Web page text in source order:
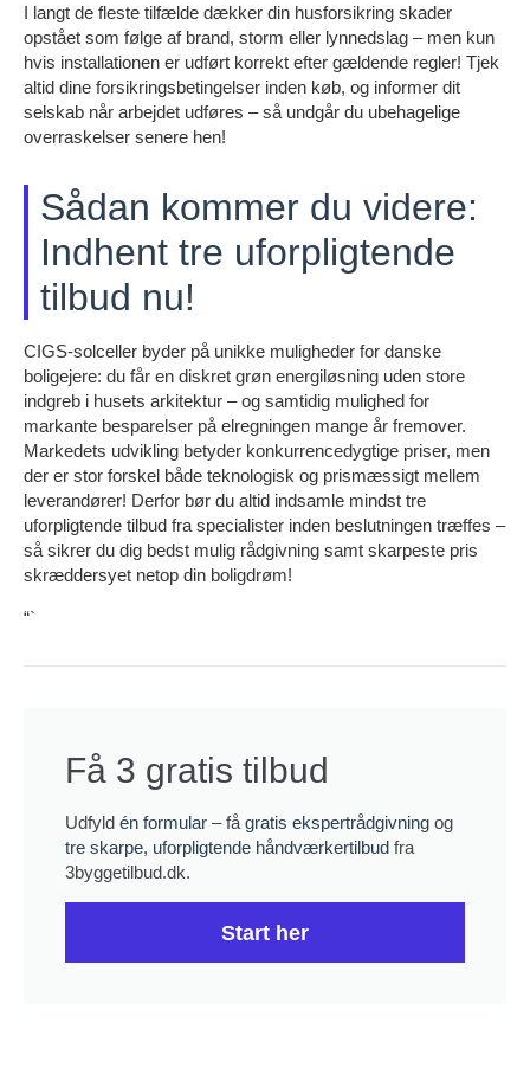
I langt de fleste tilfælde dækker din husforsikring skader
opstået som følge af brand, storm eller lynnedslag – men kun
hvis installationen er udført korrekt efter gældende regler! Tjek
altid dine forsikringsbetingelser inden køb, og informer dit
selskab når arbejdet udføres – så undgår du ubehagelige
overraskelser senere hen!
Sådan kommer du videre:
Indhent tre uforpligtende
tilbud nu!
CIGS-solceller byder på unikke muligheder for danske
boligejere: du får en diskret grøn energiløsning uden store
indgreb i husets arkitektur – og samtidig mulighed for
markante besparelser på elregningen mange år fremover.
Markedets udvikling betyder konkurrencedygtige priser, men
der er stor forskel både teknologisk og prismæssigt mellem
leverandører! Derfor bør du altid indsamle mindst tre
uforpligtende tilbud fra specialister inden beslutningen træffes –
så sikrer du dig bedst mulig rådgivning samt skarpeste pris
skræddersyet netop din boligdrøm!
“`
Få 3 gratis tilbud
Udfyld én formular – få gratis ekspertrådgivning og
tre skarpe, uforpligtende håndværkertilbud fra
3byggetilbud.dk.
Start her